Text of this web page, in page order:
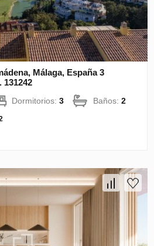
Málaga, España 3
131242
Dormitorios:3 Baños:2